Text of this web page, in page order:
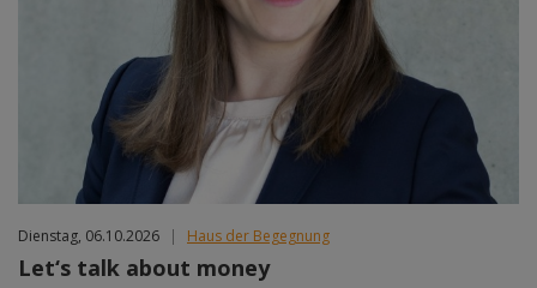
Dienstag, 06.10.2026 | Haus der Begegnung
Let‘s talk about money